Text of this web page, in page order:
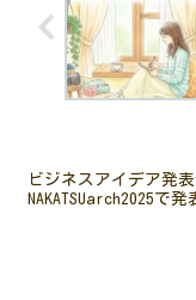
ビジネスアイデア発
NAKATSUarch2025で